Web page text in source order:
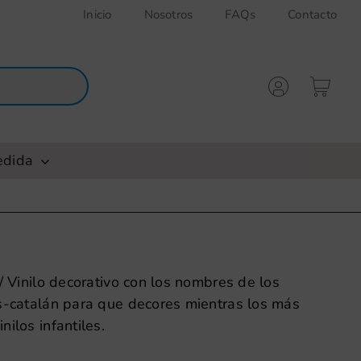
Inicio Nosotros FAQs Contacto
Vinilo decorativo con los nombres de los
catalán para que decores mientras los más
infantiles.